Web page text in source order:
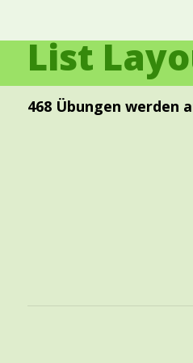
contentList
468 Übungen werden